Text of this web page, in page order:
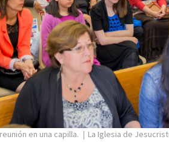
en una capilla. La Iglesia de